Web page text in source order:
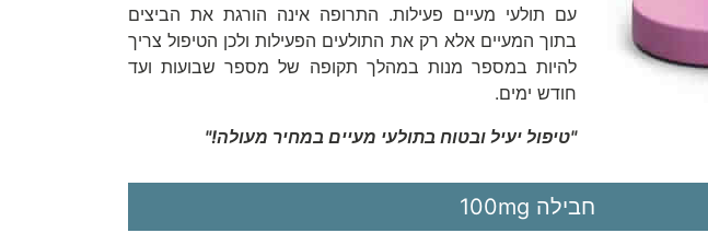
עם תולעי מעיים פעילות. התרופה אינה הורגת את הביצים
בתוך המעיים אלא רק את התולעים הפעילות ולכן הטיפול צריך
להיות במספר מנות במהלך תקופה של מספר שבועות ועד
חודש ימים.
"טיפול יעיל ובטוח בתולעי מעיים במחיר מעולה!"
חבילה